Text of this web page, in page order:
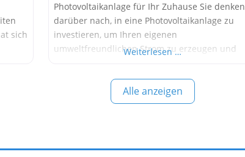
sich
Photovoltaikanlage für Ihr Zuhause Sie denken
darüber nach, in eine Photovoltaikanlage zu
investieren, um Ihren eigenen
umweltfreundlichen Strom zu erzeugen und
Sie hier genau richtig! Als Experten im Bereich
Photovoltaik möchte die Synostik Energy GmbH
Ihnen dabei helfen, die richtige Entscheidung
Weiterlesen …
Alle anzeigen